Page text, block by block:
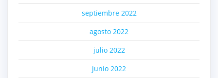
septiembre 2022
agosto 2022
julio 2022
junio 2022